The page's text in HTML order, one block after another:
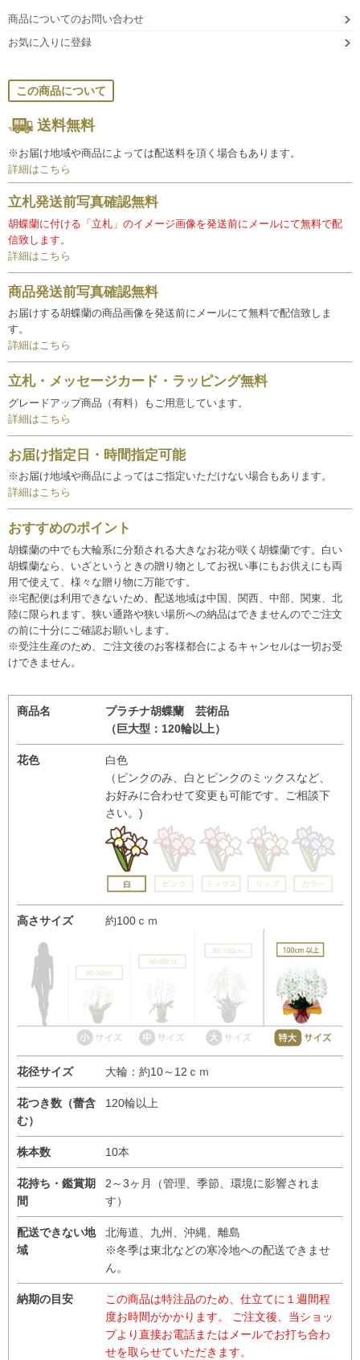
商品についてのお問い合わせ
お気に入りに登録
この商品について
送料無料
※お届け地域や商品によっては配送料を頂く場合もあります。
詳細はこちら
立札発送前写真確認無料
胡蝶蘭に付ける「立札」のイメージ画像を発送前にメールにて無料で配
信致します。
詳細はこちら
商品発送前写真確認無料
お届けする胡蝶蘭の商品画像を発送前にメールにて無料で配信致しま
す。
詳細はこちら
立札・メッセージカード・ラッピング無料
グレードアップ商品（有料）もご用意しています。
詳細はこちら
お届け指定日・時間指定可能
※お届け地域や商品によってはご指定いただけない場合もあります。
詳細はこちら
おすすめのポイント
胡蝶蘭の中でも大輪系に分類される大きなお花が咲く胡蝶蘭です。白い
胡蝶蘭なら、いざというときの贈り物としてお祝い事にもお供えにも両
用で使えて、様々な贈り物に万能です。
※宅配便は利用できないため、配送地域は中国、関西、中部、関東、北
陸に限られます。狭い通路や狭い場所への納品はできませんのでご注文
の前に十分にご確認お願いします。
※受注生産のため、ご注文後のお客様都合によるキャンセルは一切お受
けできません。
商品名
プラチナ胡蝶蘭 芸術品
（巨大型：120輪以上）
花色
白色
（ピンクのみ、白とピンクのミックスなど、
お好みに合わせて変更も可能です。ご相談下
さい。)
高さサイズ 約100ｃｍ
花径サイズ 大輪：約10～12ｃｍ
花つき数（蕾含
む）
120輪以上
株本数 10本
花持ち・鑑賞期
間
2～3ヶ月（管理、季節、環境に影響されま
す）
配送できない地
域
北海道、九州、沖縄、離島
※冬季は東北などの寒冷地への配送できませ
ん。
納期の目安
この商品は特注品のため、仕立てに１週間程
度お時間がかかります。 ご注文後、当ショッ
プより直接お電話またはメールでお打ち合わ
せを取らせていただきます。